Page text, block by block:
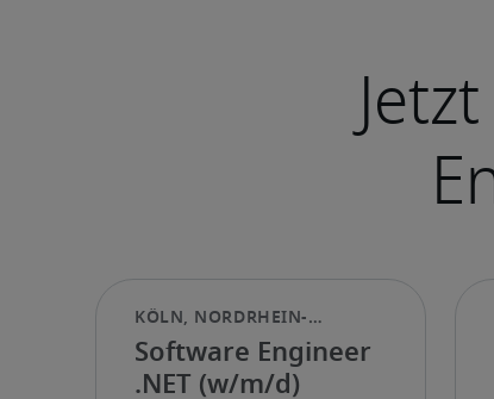
Software Engineer
.NET (w/m/d)